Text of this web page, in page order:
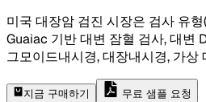
미국 대장암 검진 시장은 검사 유
Guaiac 기반 대변 잠혈 검사, 대변
그모이드내시경, 대장내시경, 가상
지금 구매하기 무료 샘플 요청